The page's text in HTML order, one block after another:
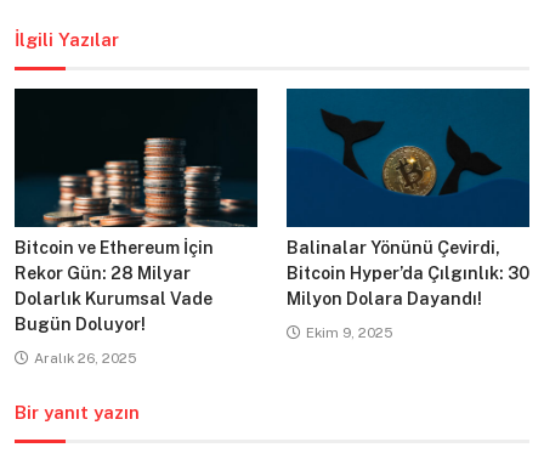
İlgili Yazılar
Bitcoin ve Ethereum İçin
Rekor Gün: 28 Milyar
Dolarlık Kurumsal Vade
Bugün Doluyor!
Aralık 26, 2025
Balinalar Yönünü Çevirdi,
Bitcoin Hyper’da Çılgınlık: 30
Milyon Dolara Dayandı!
Ekim 9, 2025
Bir yanıt yazın